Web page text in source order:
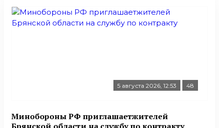
5 августа 2026, 12:53 48
Минобoроны РФ приглaшaетжитeлeй